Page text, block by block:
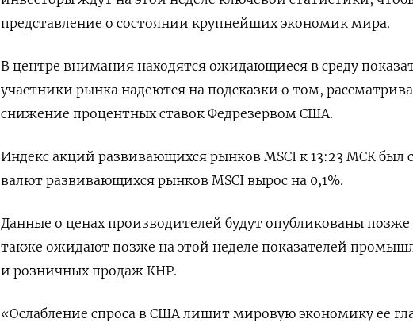
представление о состоянии крупнейших экономик мира.
В центре внимания находятся ожидающиеся в среду
участники рынка надеются на подсказки о том,
снижение процентных ставок Федрезервом США.
Индекс акций развивающихся рынков MSCI к 13:23 МСК был
валют развивающихся рынков MSCI вырос на 0,1%.
Данные о ценах производителей будут опубликованы
также ожидают позже на этой неделе показателей
и розничных продаж КНР.
«Ослабление спроса в США лишит мировую экономику ее